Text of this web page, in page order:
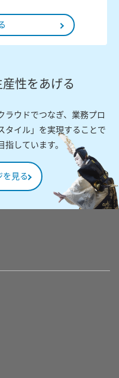
性をあげる
ラウドでつなぎ、業務プロ
タイル」を実現することで
しています。
を見る